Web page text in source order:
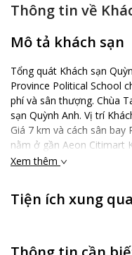
Thông tin về
Mô tả khách sạn
Tổng quát Khách sạn
Province Political School
phí và sân thượng. Chùa
sạn Quỳnh Anh. Vị trí
Giá 7 km và cách sân bay
nằm ở gần Aeon Citimart
gần Chùa Ratanaransĩ.
thưởng thức các món ăn
miễn phí tại trong khuôn
Xem thêm
Tiện ích xung